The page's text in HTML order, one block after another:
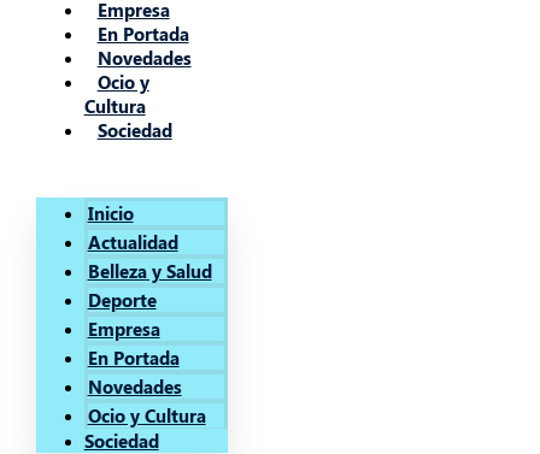
Empresa
En Portada
Novedades
Ocio y
Cultura
Sociedad
Inicio
Actualidad
Belleza y Salud
Deporte
Empresa
En Portada
Novedades
Ocio y Cultura
Sociedad